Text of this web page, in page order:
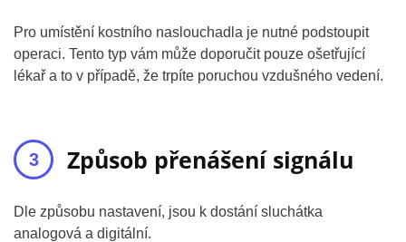
Pro umístění kostního naslouchadla je nutné podstoupit
operaci. Tento typ vám může doporučit pouze ošetřující
lékař a to v případě, že trpíte poruchou vzdušného vedení.
Způsob přenášení signálu
Dle způsobu nastavení, jsou k dostání sluchátka
analogová a digitální.